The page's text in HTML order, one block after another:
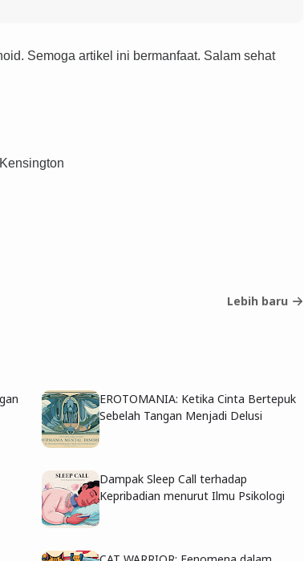
Semoga artikel ini bermanfaat. Salam sehat
Lebih baru
EROTOMANIA: Ketika Cinta Bertepuk
Sebelah Tangan Menjadi Delusi
Dampak Sleep Call terhadap
Kepribadian menurut Ilmu Psikologi